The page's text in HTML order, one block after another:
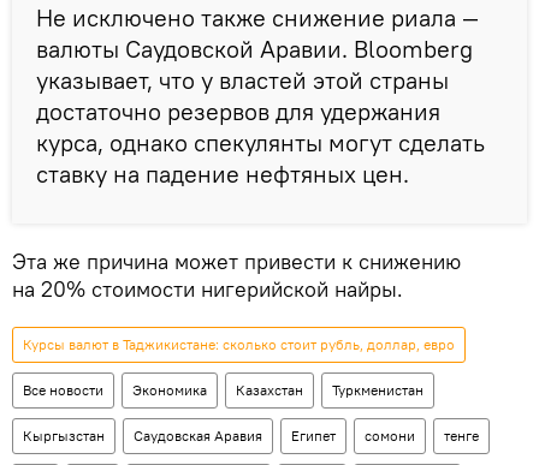
Не исключено также снижение риала —
валюты Саудовской Аравии. Bloomberg
указывает, что у властей этой страны
достаточно резервов для удержания
курса, однако спекулянты могут сделать
ставку на падение нефтяных цен.
Эта же причина может привести к снижению
на 20% стоимости нигерийской найры.
Курсы валют в Таджикистане: сколько стоит рубль, доллар, евро
Все новости Экономика Казахстан Туркменистан
Кыргызстан Саудовская Аравия Египет сомони тенге